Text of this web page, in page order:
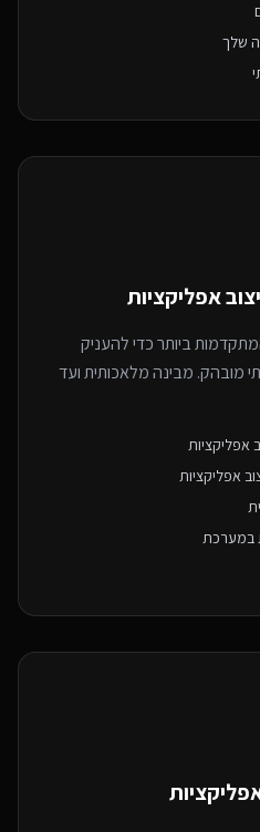
שלך
אפליקציות
ביותר כדי להעניק
מובהק. מבינה מלאכותית ועד
אפליקציות
אפליקציות